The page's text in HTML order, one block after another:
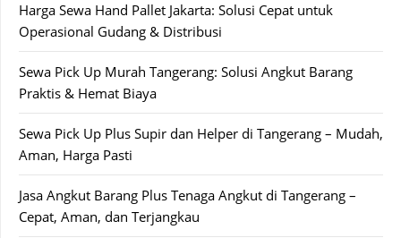
Harga Sewa Hand Pallet Jakarta: Solusi Cepat untuk
Operasional Gudang & Distribusi
Sewa Pick Up Murah Tangerang: Solusi Angkut Barang
Praktis & Hemat Biaya
Sewa Pick Up Plus Supir dan Helper di Tangerang – Mudah,
Aman, Harga Pasti
Jasa Angkut Barang Plus Tenaga Angkut di Tangerang –
Cepat, Aman, dan Terjangkau